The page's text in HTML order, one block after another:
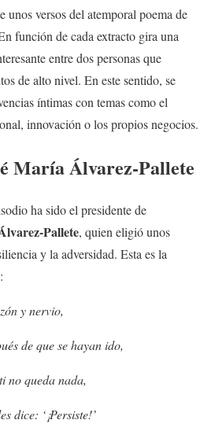
unos versos del atemporal poema de
función de cada extracto gira una
entre dos personas que
de alto nivel. En este sentido, se
íntimas con temas como el
innovación o los propios negocios.
María Álvarez-Pallete
ha sido el presidente de
Pallete, quien eligió unos
y la adversidad. Esta es la
y nervio,
de que se hayan ido,
no queda nada,
dice: ‘¡Persiste!’